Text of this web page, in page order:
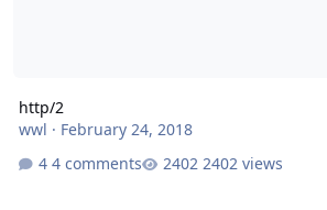
http/2
wwl · February 24, 2018
4 comments
2402 views